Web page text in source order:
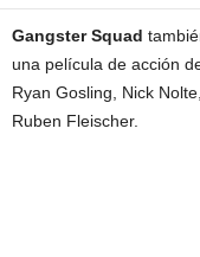
Gangster Squad
una película de acción
Ryan Gosling, Nick Nolte,
Ruben Fleischer.